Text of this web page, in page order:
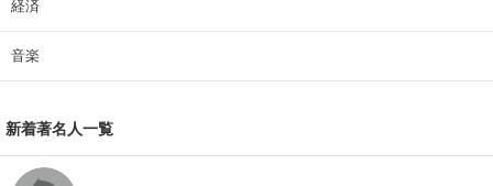
経済
音楽
新着著名人一覧